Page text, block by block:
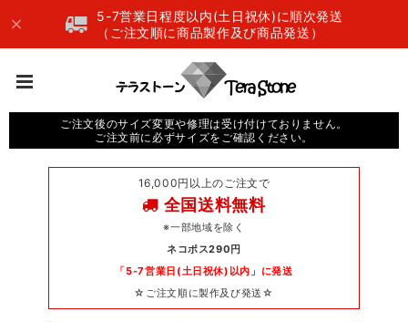
5-7営業日程度以内(土日祝休)に順次発送
（ご注文順に商品製作及び商品発送）
ご注文後のサイズ変更や修理は受け付けておりません。
ご注文前に必ずサイズをご確認ください。
16,000円以上のご注文で
全国送料無料
※一部地域を除く
ネコポス290円
「5-7営業日(土日祝休)以内」に発送
☆ご注文順に製作及び発送☆